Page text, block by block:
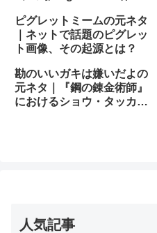
ピグレットミームの元ネタ
｜ネットで話題のピグレッ
ト画像、その起源とは？
勘のいいガキは嫌いだよの
元ネタ｜『鋼の錬金術師』
におけるショウ・タッカー
人気記事